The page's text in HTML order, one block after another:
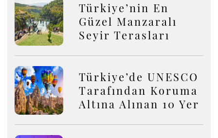
Türkiye’nin En
Güzel Manzaralı
Seyir Terasları
Türkiye’de UNESCO
Tarafından Koruma
Altına Alınan 10 Yer